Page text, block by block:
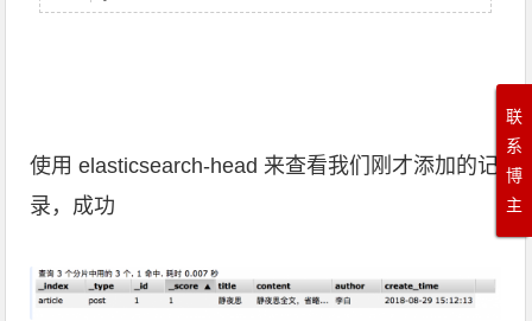
使用 elasticsearch-head 来查看我们刚才添加的记
录，成功
联
系
博
主